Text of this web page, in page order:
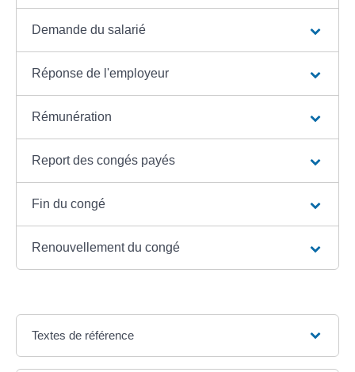
Demande du salarié
Réponse de l'employeur
Rémunération
Report des congés payés
Fin du congé
Renouvellement du congé
Textes de référence